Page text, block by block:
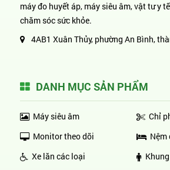
máy đo huyết áp, máy siêu âm, vật tư y
chăm sóc sức khỏe.
4AB1 Xuân Thủy, phường An Bình,
DANH MỤC SẢN PHẨM
Máy siêu âm
Monitor theo dõi
Xe lăn các loại
Chỉ
Nệm